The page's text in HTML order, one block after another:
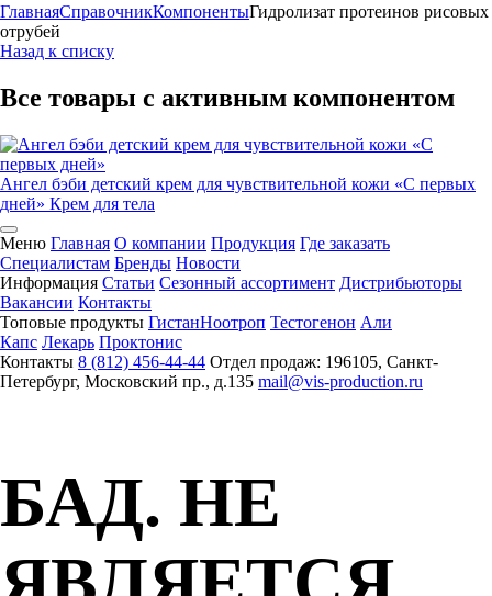
ГлавнаяСправочникКомпонентыГидролизат протеинов рисовых
отрубей
Назад к списку
Все товары с активным компонентом
Ангел бэби детский крем для чувствительной кожи «С первых
дней» Крем для тела
Меню Главная О компании Продукция Где заказать
Специалистам Бренды Новости
Информация Статьи Сезонный ассортимент Дистрибьюторы
Вакансии Контакты
Топовые продукты ГистанНоотроп Тестогенон Али
Капс Лекарь Проктонис
Контакты 8 (812) 456-44-44 Отдел продаж: 196105, Санкт-
Петербург, Московский пр., д.135 mail@vis-production.ru
БАД. НЕ